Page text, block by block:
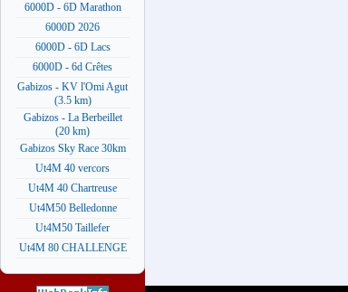
6000D - 6D Marathon
6000D 2026
6000D - 6D Lacs
6000D - 6d Crêtes
Gabizos - KV l'Omi Agut
(3.5 km)
Gabizos - La Berbeillet
(20 km)
Gabizos Sky Race 30km
Ut4M 40 vercors
Ut4M 40 Chartreuse
Ut4M50 Belledonne
Ut4M50 Taillefer
Ut4M 80 CHALLENGE